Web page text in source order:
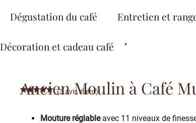
Dégustation du café Entretien et
Décoration et cadeau café
Ancien Moulin à Café
notations
(3avis client)
Mouture réglableavec 11 niveaux de